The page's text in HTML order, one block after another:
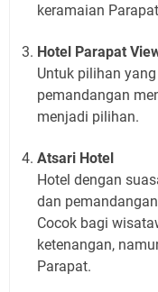
keramaian
Hotel Parapat
Untuk pilihan
pemandangan
menjadi pilihan.
Atsari Hotel
Hotel dengan
dan
Cocok bagi
ketenangan,
Parapat.